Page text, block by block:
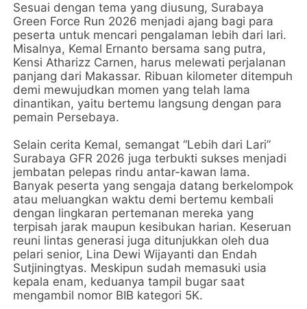
Sesuai dengan tema yang diusung, Surabaya
Green Force Run 2026 menjadi ajang bagi para
peserta untuk mencari pengalaman lebih dari lari.
Misalnya, Kemal Ernanto bersama sang putra,
Kensi Atharizz Carnen, harus melewati perjalanan
panjang dari Makassar. Ribuan kilometer ditempuh
demi mewujudkan momen yang telah lama
dinantikan, yaitu bertemu langsung dengan para
pemain Persebaya.
Selain cerita Kemal, semangat “Lebih dari Lari”
Surabaya GFR 2026 juga terbukti sukses menjadi
jembatan pelepas rindu antar-kawan lama.
Banyak peserta yang sengaja datang berkelompok
atau meluangkan waktu demi bertemu kembali
dengan lingkaran pertemanan mereka yang
terpisah jarak maupun kesibukan harian. Keseruan
reuni lintas generasi juga ditunjukkan oleh dua
pelari senior, Lina Dewi Wijayanti dan Endah
Sutjiningtyas. Meskipun sudah memasuki usia
kepala enam, keduanya tampil bugar saat
mengambil nomor BIB kategori 5K.